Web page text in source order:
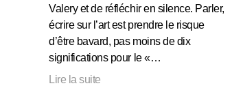
Valery et de réfléchir en silence. Parler,
écrire sur l’art est prendre le risque
d’être bavard, pas moins de dix
significations pour le «…
Lire la suite